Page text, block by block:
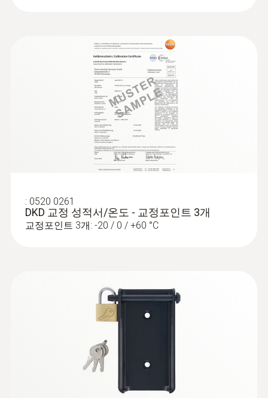
: 0520 0261
DKD 교정 성적서/온도 - 교정포인트 3개
교정포인트 3개: -20 / 0 / +60 °C